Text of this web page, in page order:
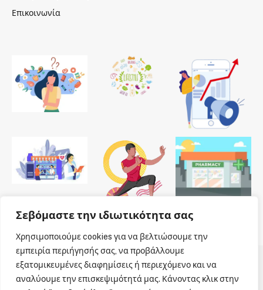
Σεβόμαστε την ιδιωτικότητα σας
Χρησιμοποιούμε cookies για να βελτιώσουμε την
εμπειρία περιήγησής σας, να προβάλλουμε
εξατομικευμένες διαφημίσεις ή περιεχόμενο και να
αναλύουμε την επισκεψιμότητά μας. Κάνοντας κλικ στην
Επικοινωνία
© 2026 Dailypharmanews. Designed byDailypharmanews